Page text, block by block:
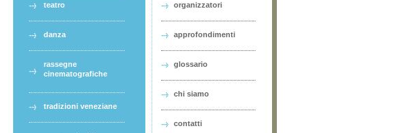
teatro
danza
rassegne
cinematografiche
tradizioni veneziane
organizzatori
approfondimenti
glossario
chi siamo
contatti